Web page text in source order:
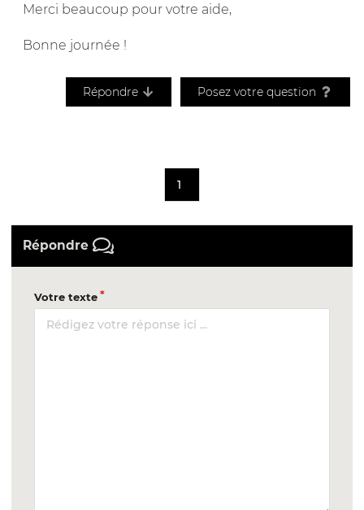
Merci beaucoup pour votre aide,
Bonne journée !
Répondre Posez votre question
1
Répondre
Votre texte